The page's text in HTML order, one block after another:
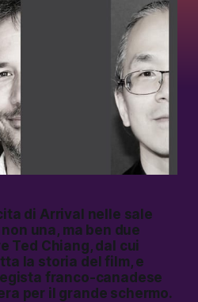
di Arrival nelle sale
una, ma ben due
Ted Chiang, dal cui
la storia del film, e
franco-canadese
per il grande schermo.